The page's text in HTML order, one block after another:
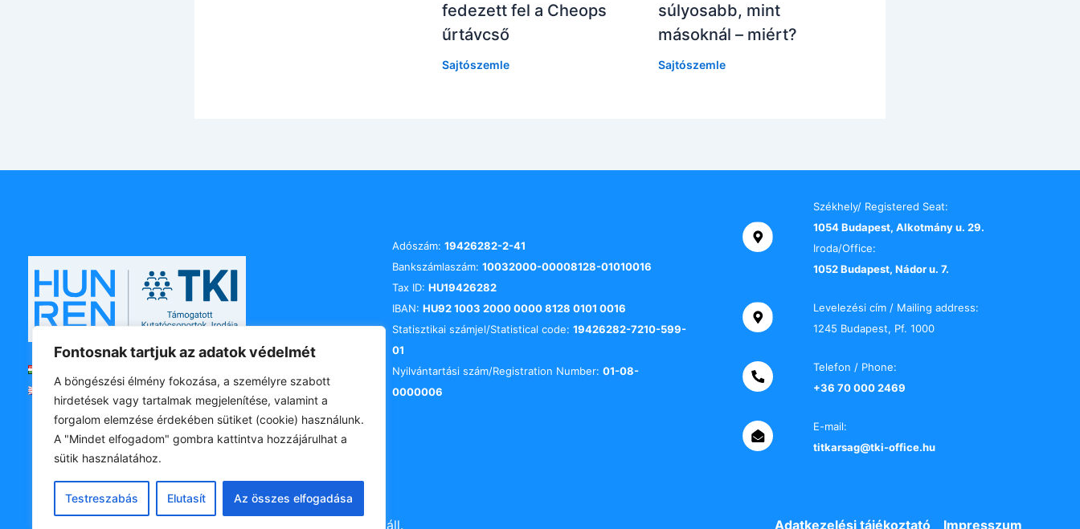
Fontosnak tartjuk az adatok védelmét
A böngészési élmény fokozása, a személyre szabott
hirdetések vagy tartalmak megjelenítése, valamint a
forgalom elemzése érdekében sütiket (cookie) használunk.
A "Mindet elfogadom" gombra kattintva hozzájárulhat a
sütik használatához.
Testreszabás Elutasít Az összes elfogadása
fedezett fel a Cheops
űrtávcső
Sajtószemle
súlyosabb, mint
másoknál – miért?
Sajtószemle
English
Adószám: 19426282-2-41
Bankszámlaszám: 10032000-00008128-01010016
Tax ID: HU19426282
IBAN: HU92 1003 2000 0000 8128 0101 0016
Statisztikai számjel/Statistical code: 19426282-7210-599-
01
Nyilvántartási szám/Registration Number: 01-08-
0000006
Székhely/ Registered Seat:
1054 Budapest, Alkotmány u. 29.
Iroda/Office:
1052 Budapest, Nádor u. 7.
Levelezési cím / Mailing address:
1245 Budapest, Pf. 1000
Telefon / Phone:
+36 70 000 2469
E-mail:
titkarsag@tki-office.hu
A honlap szerzői jogvédelem alatt áll. Adatkezelési tájékoztató Impresszum